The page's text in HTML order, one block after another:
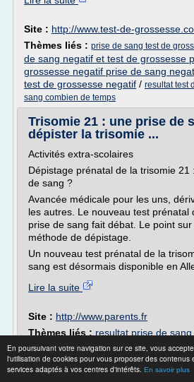
En poursuivant votre navigation sur ce site, vous
l'utilisation de cookies pour vous proposer des contenus
services adaptés à vos centres d'intérêts. En savoir plus
Site : http://www.test-de-
Thèmes liés : prise de sang test de
de sang negatif et test de grossesse
grossesse negatif prise de sang
test de grossesse negatif / resultat test
sang combien de temps
Trisomie 21 : une prise de
dépister la trisomie ...
Activités extra-scolaires
Dépistage prénatal de la trisomie
de sang ?
Avancée médicale pour les uns,
les autres. Le nouveau test prénatal
prise de sang fait débat. Le point
méthode de dépistage.
Un nouveau test prénatal de la
sang est désormais disponible en
Lire la suite
Site : http://www.parents.fr
Thèmes liés : resultat prise de sang
de sang pour la trisomie 21 /
trisomie/lire resultat prise de sang test
sang test de grossesse resultat